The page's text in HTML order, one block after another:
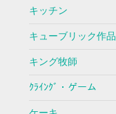
キッチン
キューブリック作品
キング牧師
ｸﾗｲﾝｸﾞ・ゲーム